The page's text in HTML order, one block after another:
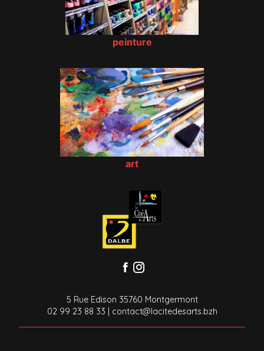
peinture
art
5 Rue Edison 35760 Montgermont
02 99 23 88 33
contact@lacitedesarts.bzh